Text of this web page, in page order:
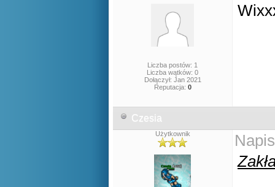
Liczba postów: 1
Liczba wątków: 0
Dołączył: Jan 2021
Reputacja: 0
Czesia
Użytkownik